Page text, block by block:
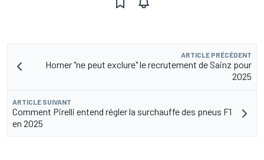
ARTICLE PRÉCÉDENT
Horner "ne peut exclure" le recrutement de Sainz pour
2025
ARTICLE SUIVANT
Comment Pirelli entend régler la surchauffe des pneus F1
en 2025